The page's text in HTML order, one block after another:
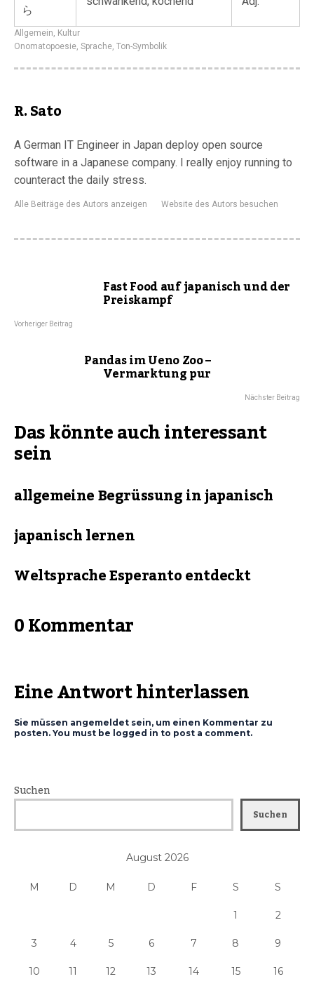
ら
Allgemein, Kultur
Onomatopoesie, Sprache, Ton-Symbolik
R. Sato
A German IT Engineer in Japan deploy open source
software in a Japanese company. I really enjoy running to
counteract the daily stress.
Alle Beiträge des Autors anzeigen Website des Autors besuchen
Fast Food auf japanisch und der
Preiskampf
Vorheriger Beitrag
Pandas im Ueno Zoo –
Vermarktung pur
Nächster Beitrag
Das könnte auch interessant
sein
allgemeine Begrüssung in japanisch
japanisch lernen
Weltsprache Esperanto entdeckt
0 Kommentar
Eine Antwort hinterlassen
Sie müssen angemeldet sein, um einen Kommentar zu
posten. You must be logged in to post a comment.
Suchen
Suchen
August 2026
M D M D F S S
1 2
3 4 5 6 7 8 9
10 11 12 13 14 15 16